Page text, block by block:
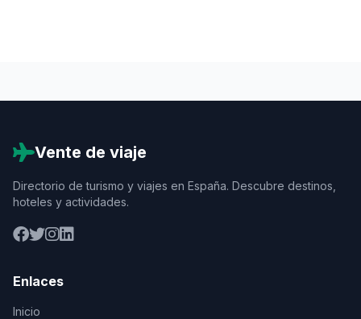
Vente de viaje
Directorio de turismo y viajes en España. Descubre destinos,
hoteles y actividades.
Enlaces
Inicio